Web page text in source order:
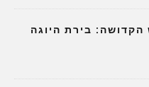
הקדושה: בירת היוגה